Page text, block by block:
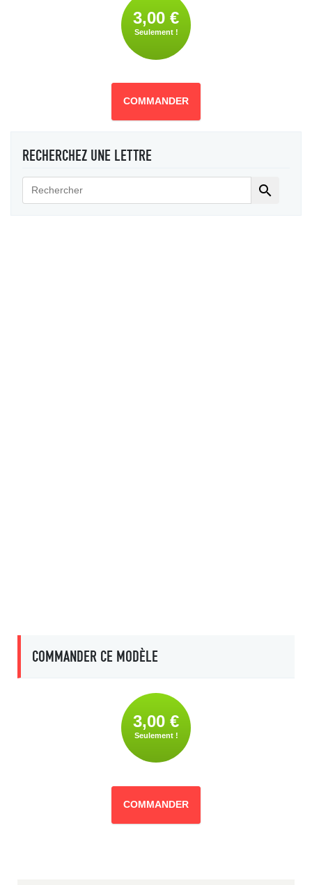
3,00 €
Seulement !
COMMANDER
RECHERCHEZ UNE LETTRE

COMMANDER CE MODÈLE
3,00 €
Seulement !
COMMANDER